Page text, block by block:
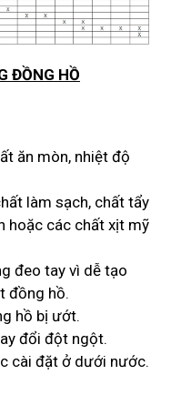
ĐỒNG HỒ
ăn mòn, nhiệt độ
làm sạch, chất tẩy
hoặc các chất xịt mỹ
đeo tay vì dễ tạo
đồng hồ.
hồ bị ướt.
đổi đột ngột.
cài đặt ở dưới nước.